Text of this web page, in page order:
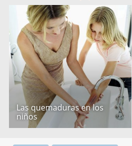
Las quemaduras en los
niños